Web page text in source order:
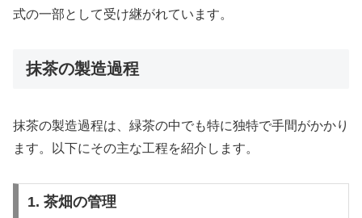
式の一部として受け継がれています。
抹茶の製造過程
抹茶の製造過程は、緑茶の中でも特に独特で手間がかかり
ます。以下にその主な工程を紹介します。
1. 茶畑の管理